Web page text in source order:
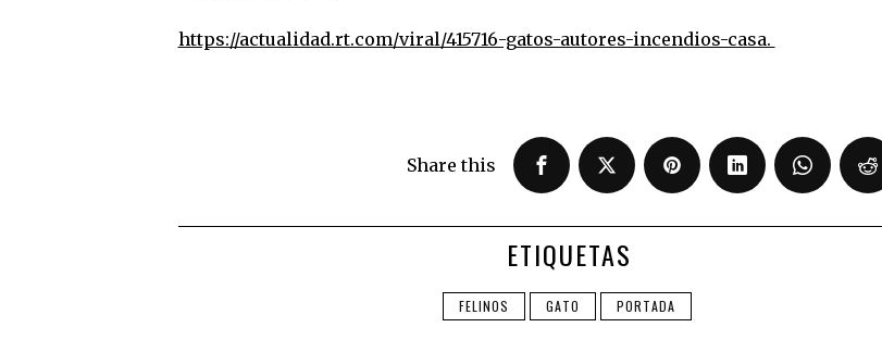
https://actualidad.rt.com/viral/415716-gatos-autores-incendios-casa.
Share this
ETIQUETAS
FELINOS GATO PORTADA